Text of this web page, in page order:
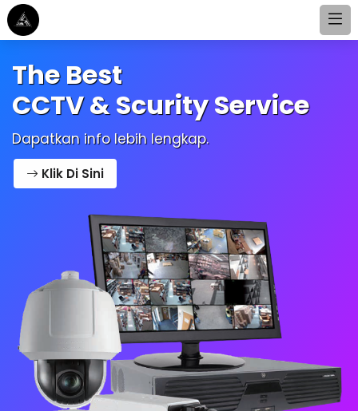
The Best
CCTV & Scurity Service
Dapatkan info lebih lengkap.
Klik Di Sini